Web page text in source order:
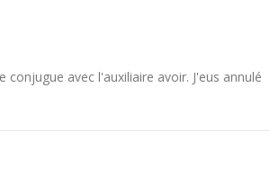
avec l'auxiliaire avoir. J'eus annulé